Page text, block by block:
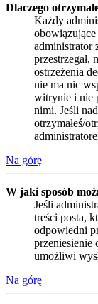
Dlaczego
Każdy
administrator
przestrzegał,
ostrzeżenia
nie ma nic
witrynie i nie
nimi. Jeśli
otrzymałeś/
Na górę
W jaki sposób
Jeśli
treści posta,
odpowiedni
przeniesienie
umożliwi
Na górę